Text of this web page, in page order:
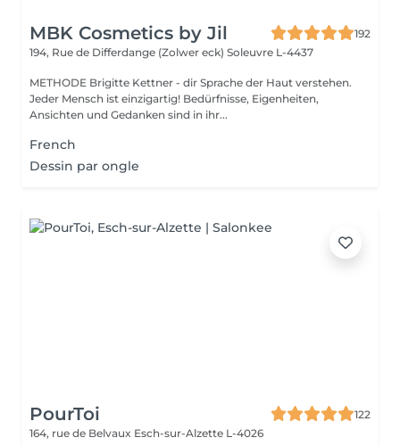
MBK Cosmetics by Jil
192
194, Rue de Differdange (Zolwer eck) Soleuvre L-4437
METHODE Brigitte Kettner - dir Sprache der Haut verstehen.
Jeder Mensch ist einzigartig! Bedürfnisse, Eigenheiten,
Ansichten und Gedanken sind in ihr...
French
Dessin par ongle
PourToi
122
164, rue de Belvaux Esch-sur-Alzette L-4026